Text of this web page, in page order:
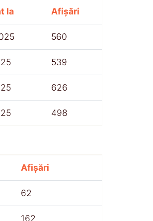
la Afișări
560
539
626
498
Afișări
62
162